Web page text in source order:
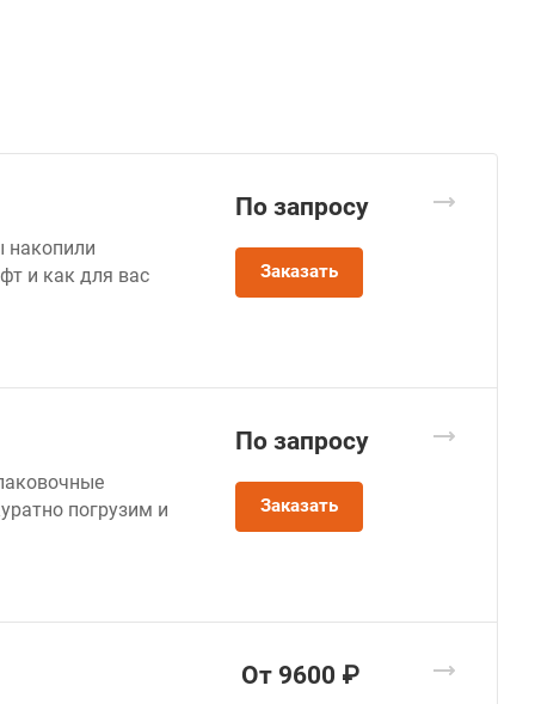
накопили
и как для вас
По запросу
Заказать
погрузим и
По запросу
Заказать
От 9600 ₽